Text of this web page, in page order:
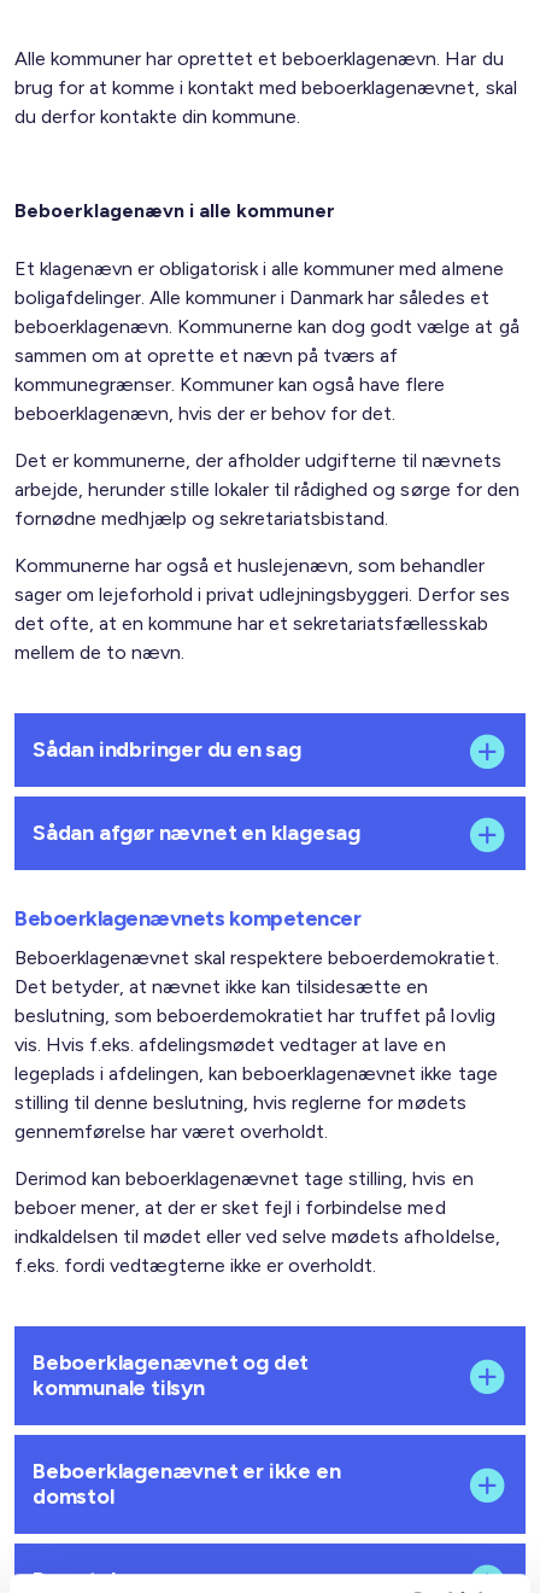
Alle kommuner har oprettet et beboerklagenævn. Har du
brug for at komme i kontakt med beboerklagenævnet, skal
du derfor kontakte din kommune.
Beboerklagenævn i alle kommuner
Et klagenævn er obligatorisk i alle kommuner med almene
boligafdelinger. Alle kommuner i Danmark har således et
beboerklagenævn. Kommunerne kan dog godt vælge at gå
sammen om at oprette et nævn på tværs af
kommunegrænser. Kommuner kan også have flere
beboerklagenævn, hvis der er behov for det.
Det er kommunerne, der afholder udgifterne til nævnets
arbejde, herunder stille lokaler til rådighed og sørge for den
fornødne medhjælp og sekretariatsbistand.
Kommunerne har også et huslejenævn, som behandler
sager om lejeforhold i privat udlejningsbyggeri. Derfor ses
det ofte, at en kommune har et sekretariatsfællesskab
mellem de to nævn.
Sådan indbringer du en sag
Sådan afgør nævnet en klagesag
Beboerklagenævnets kompetencer
Beboerklagenævnet skal respektere beboerdemokratiet.
Det betyder, at nævnet ikke kan til­sidesætte en
beslutning, som beboerdemokratiet har truffet på lovlig
vis. Hvis f.eks. afdelingsmødet vedtager at lave en
legeplads i afdelingen, kan beboerklagenævnet ikke tage
stilling til denne beslutning, hvis reglerne for mødets
gennemførelse har været overholdt.
Derimod kan beboerklagenævnet tage stilling, hvis en
beboer mener, at der er sket fejl i forbindelse med
indkaldelsen til mødet eller ved selve mødets afholdelse,
f.eks. fordi vedtægterne ikke er overholdt.
Beboerklagenævnet og det
kommunale tilsyn
Beboerklagenævnet er ikke en
domstol
Domstolene